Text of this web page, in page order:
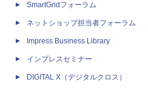
SmartGridフォーラム
ネットショップ担当者フォーラム
Impress Business Library
インプレスセミナー
DIGITAL X（デジタルクロス）